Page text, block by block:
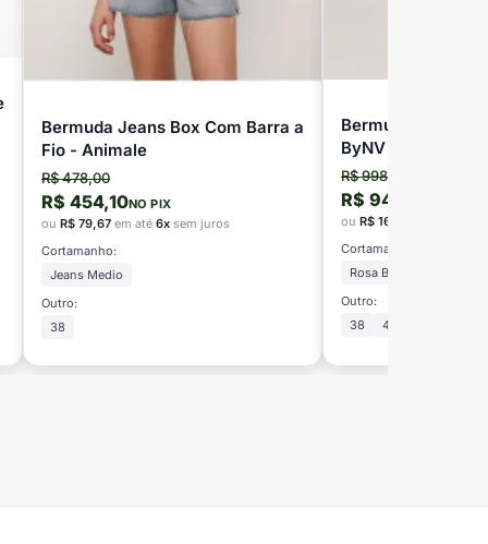
Bermuda Jeans Box Com Barra a
Fio - Animale
R$ 478,00
R$ 454,10NO PIX
ou R$ 79,67 em até 6x sem juros
Cortamanho:
Jeans Medio
Outro:
38
Bermuda Hebe
ByNV
R$ 998,00
R$ 948,10
ou R$ 166,33
Cortamanho:
Rosa Ballet
Outro:
38
42